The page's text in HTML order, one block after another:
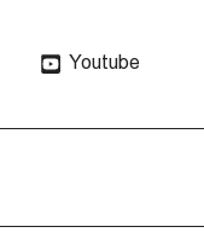
Youtube